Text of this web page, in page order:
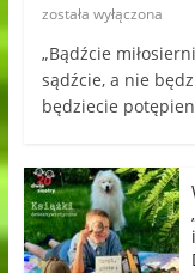
została wyłączona
„Bądźcie
sądźcie, a nie
będziecie